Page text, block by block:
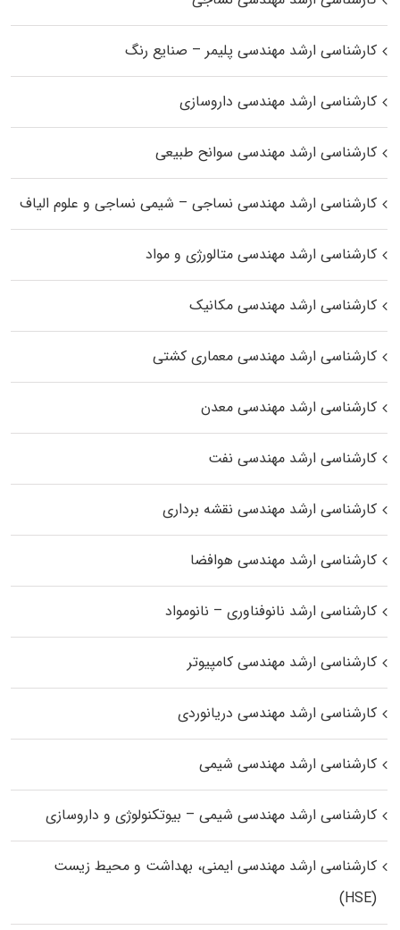
کارشناسی ارشد مهندسی پلیمر – صنایع رنگ
کارشناسی ارشد مهندسی داروسازی
کارشناسی ارشد مهندسی سوانح طبیعی
کارشناسی ارشد مهندسی نساجی – شیمی نساجی و علوم الیاف
کارشناسی ارشد مهندسی متالورژی و مواد
کارشناسی ارشد مهندسی مکانیک
کارشناسی ارشد مهندسی معماری کشتی
کارشناسی ارشد مهندسی معدن
کارشناسی ارشد مهندسی نفت
کارشناسی ارشد مهندسی نقشه برداری
کارشناسی ارشد مهندسی هوافضا
کارشناسی ارشد نانوفناوری – نانومواد
کارشناسی ارشد مهندسی کامپیوتر
کارشناسی ارشد مهندسی دریانوردی
کارشناسی ارشد مهندسی شیمی
کارشناسی ارشد مهندسی شیمی – بیوتکنولوژی و داروسازی
کارشناسی ارشد مهندسی ایمنی، بهداشت و محیط زیست
(HSE)